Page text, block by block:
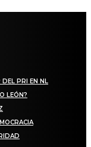
PRI EN NL
LEÓN?